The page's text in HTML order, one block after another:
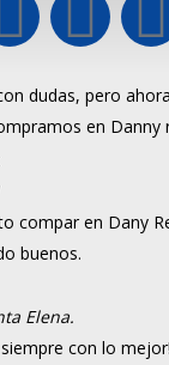
dudas, pero
en Danny
compar en Dany
buenos.
Elena.
con lo